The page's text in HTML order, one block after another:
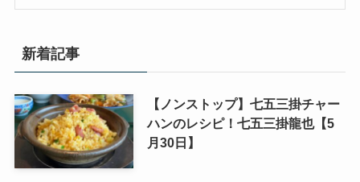
新着記事
【ノンストップ】七五三掛チャー
ハンのレシピ！七五三掛龍也【5
月30日】